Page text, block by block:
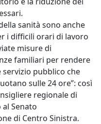
sanità sono anche
i difficili orari di lavoro
misure di
familiari per rendere
servizio pubblico che
sulle 24 ore”: così
regionale di
al Senato
di Centro Sinistra.